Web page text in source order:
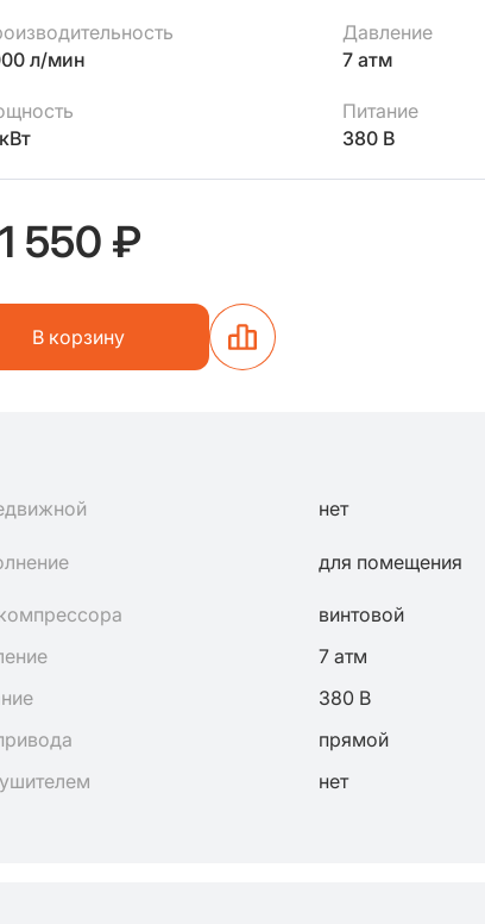
л/мин
Давление
7 атм
Питание
380 В
550 ₽
В корзину
нет
для помещения
винтовой
7 атм
380 В
прямой
нет